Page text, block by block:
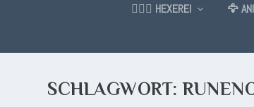
🧙🏼‍♂️ HEXEREI 🦅
SCHLAGWORT: